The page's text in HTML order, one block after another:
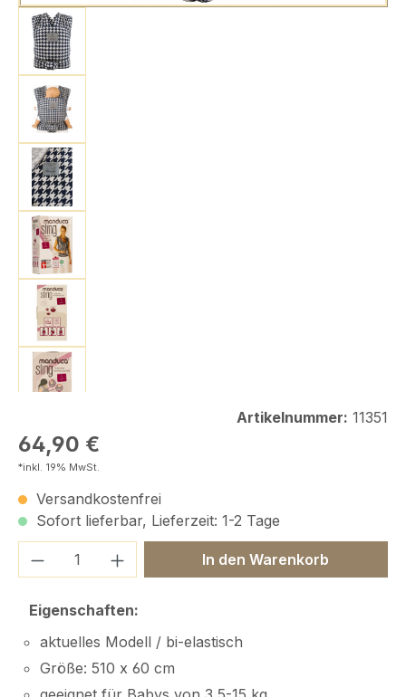
Artikelnummer: 11351
Regulärer Preis:
64,90 €
*inkl. 19% MwSt.
Versandkostenfrei
Sofort lieferbar, Lieferzeit: 1-2 Tage
Produkt Anzahl: Gib denIn den Warenkorb
Eigenschaften:
aktuelles Modell / bi-elastisch
Größe: 510 x 60 cm